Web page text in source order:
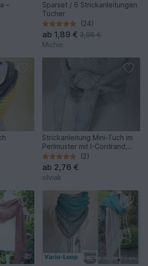
–
Sparset / 6 Strickanleitungen
Tücher
(24)
ab 1,89 € 3,98 €
Michie
Strickanleitung Mini-Tuch im
Perlmuster mit I-Cordrand,
Schaltuch,Minischal
(2)
ab 2,76 €
silviak